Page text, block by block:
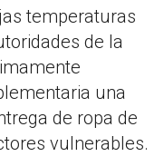
temperaturas
de la
una
de ropa de
vulnerables.